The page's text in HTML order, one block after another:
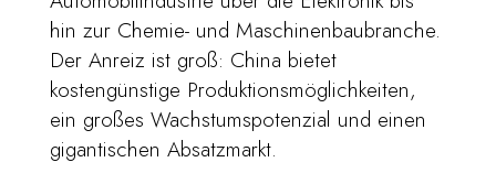
hin zur Chemie- und Maschinenbaubranche.
Der Anreiz ist groß: China bietet
kostengünstige Produktionsmöglichkeiten,
ein großes Wachstumspotenzial und einen
gigantischen Absatzmarkt.